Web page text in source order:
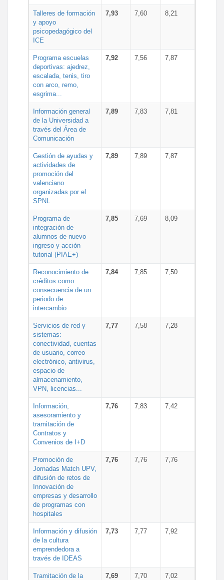
Talleres de formación
y apoyo
psicopedagógico del
ICE
7,93 7,60 8,21
Programa escuelas
deportivas: ajedrez,
escalada, tenis, tiro
con arco, remo,
esgrima...
7,92 7,56 7,87
Información general
de la Universidad a
través del Área de
Comunicación
7,89 7,83 7,81
Gestión de ayudas y
actividades de
promoción del
valenciano
organizadas por el
SPNL
7,89 7,89 7,87
Programa de
integración de
alumnos de nuevo
ingreso y acción
tutorial (PIAE+)
7,85 7,69 8,09
Reconocimiento de
créditos como
consecuencia de un
periodo de
intercambio
7,84 7,85 7,50
Servicios de red y
sistemas:
conectividad, cuentas
de usuario, correo
electrónico, antivirus,
espacio de
almacenamiento,
VPN, licencias...
7,77 7,58 7,28
Información,
asesoramiento y
tramitación de
Contratos y
Convenios de I+D
7,76 7,83 7,42
Promoción de
Jornadas Match UPV,
difusión de retos de
Innovación de
empresas y desarrollo
de programas con
hospitales
7,76 7,76 7,76
Información y difusión
de la cultura
emprendedora a
través de IDEAS
7,73 7,77 7,92
Tramitación de la
7,69 7,70 7,02